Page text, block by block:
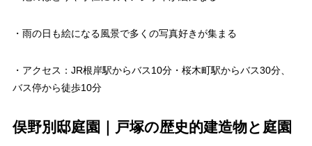
・雨の日も絵になる風景で多くの写真好きが集まる
・アクセス：JR根岸駅からバス10分・桜木町駅からバス30分、
バス停から徒歩10分
俣野別邸庭園｜戸塚の歴史的建造物と庭園